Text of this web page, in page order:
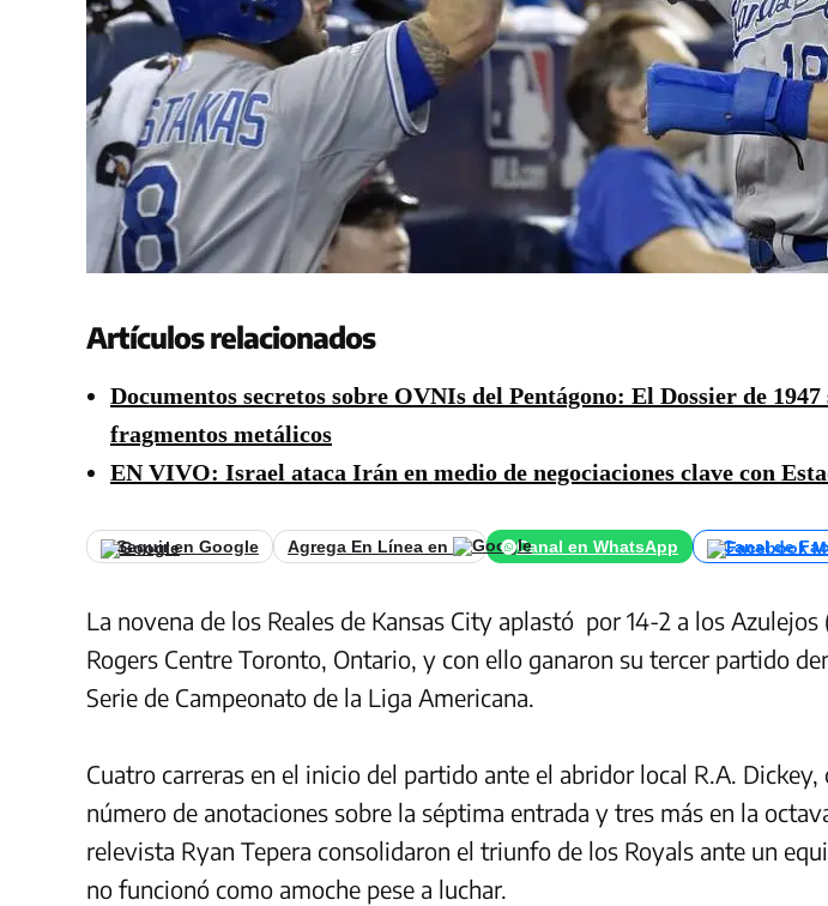
Artículos relacionados
Documentos secretos sobre OVNIs del Pentágono: El Dossier de
fragmentos metálicos
EN VIVO: Israel ataca Irán en medio de negociaciones clave con
Seguir en Google Agrega En Línea en Canal en WhatsApp Canal de
La novena de los Reales de Kansas City aplastó por 14-2 a los Azulejos
Rogers Centre Toronto, Ontario, y con ello ganaron su tercer partido
Serie de Campeonato de la Liga Americana.
Cuatro carreras en el inicio del partido ante el abridor local R.A.
número de anotaciones sobre la séptima entrada y tres más en la
relevista Ryan Tepera consolidaron el triunfo de los Royals ante un
no funcionó como amoche pese a luchar.